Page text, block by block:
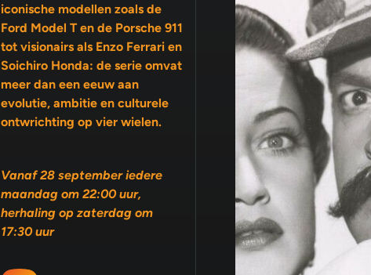
iconische modellen zoals de
Ford Model T en de Porsche 911
tot visionairs als Enzo Ferrari en
Soichiro Honda: de serie omvat
meer dan een eeuw aan
evolutie, ambitie en culturele
ontwrichting op vier wielen.
Vanaf 28 september iedere
maandag om 22:00 uur,
herhaling op zaterdag om
17:30 uur